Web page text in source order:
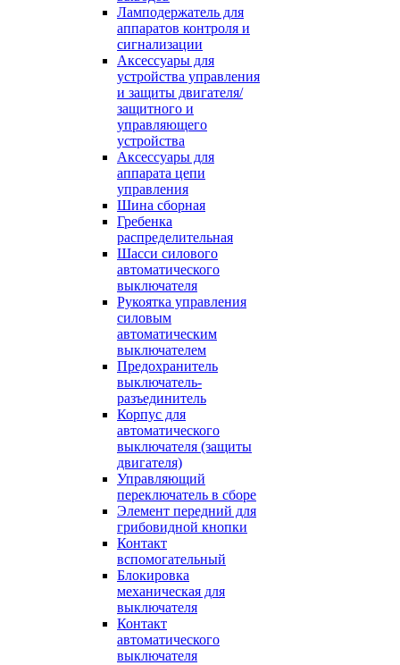
Ламподержатель для
аппаратов контроля и
сигнализации
Аксессуары для
устройства управления
и защиты двигателя/
защитного и
управляющего
устройства
Аксессуары для
аппарата цепи
управления
Шина сборная
Гребенка
распределительная
Шасси силового
автоматического
выключателя
Рукоятка управления
силовым
автоматическим
выключателем
Предохранитель
выключатель-
разъединитель
Корпус для
автоматического
выключателя (защиты
двигателя)
Управляющий
переключатель в сборе
Элемент передний для
грибовидной кнопки
Контакт
вспомогательный
Блокировка
механическая для
выключателя
Контакт
автоматического
выключателя